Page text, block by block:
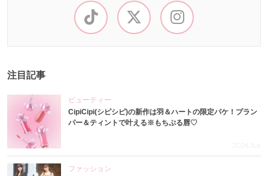
注目記事
ビューティー
CipiCipi(シピシピ)の新作は羽＆ハートの限定パケ！プラン
パー＆ティントで叶える※もちぷる唇♡
2026.8.6
ファッション